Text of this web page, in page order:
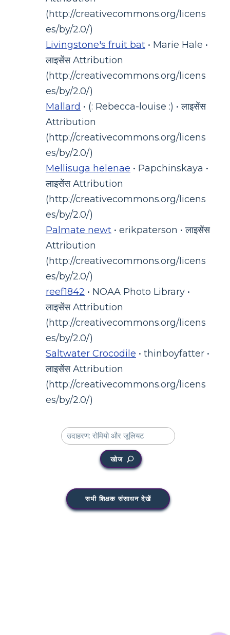
(http://creativecommons.org/licens
es/by/2.0/)
Livingstone's fruit bat • Marie Hale •
लाइसेंस Attribution
(http://creativecommons.org/licens
es/by/2.0/)
Mallard • (: Rebecca-louise :) • लाइसेंस
Attribution
(http://creativecommons.org/licens
es/by/2.0/)
Mellisuga helenae • Papchinskaya •
लाइसेंस Attribution
(http://creativecommons.org/licens
es/by/2.0/)
Palmate newt • erikpaterson • लाइसेंस
Attribution
(http://creativecommons.org/licens
es/by/2.0/)
reef1842 • NOAA Photo Library •
लाइसेंस Attribution
(http://creativecommons.org/licens
es/by/2.0/)
Saltwater Crocodile • thinboyfatter •
लाइसेंस Attribution
(http://creativecommons.org/licens
es/by/2.0/)
खोज
सभी शिक्षक संसाधन देखें